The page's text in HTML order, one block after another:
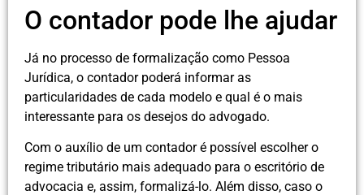
O contador pode lhe ajudar
Já no processo de formalização como Pessoa
Jurídica, o contador poderá informar as
particularidades de cada modelo e qual é o mais
interessante para os desejos do advogado.
Com o auxílio de um contador é possível escolher o
regime tributário mais adequado para o escritório de
advocacia e, assim, formalizá-lo. Além disso, caso o